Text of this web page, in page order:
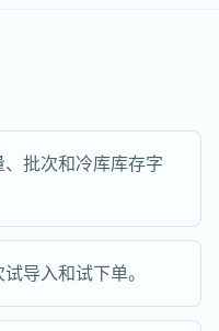
批次和冷库库存字
导入和试下单。